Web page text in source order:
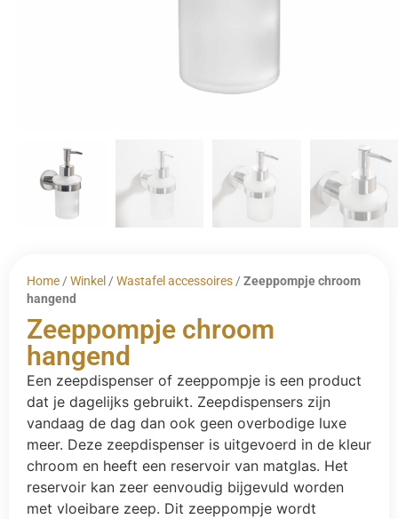
Home / Winkel / Wastafel accessoires / Zeeppompje chroom
hangend
Zeeppompje chroom
hangend
Een zeepdispenser of zeeppompje is een product
dat je dagelijks gebruikt. Zeepdispensers zijn
vandaag de dag dan ook geen overbodige luxe
meer. Deze zeepdispenser is uitgevoerd in de kleur
chroom en heeft een reservoir van matglas. Het
reservoir kan zeer eenvoudig bijgevuld worden
met vloeibare zeep. Dit zeeppompje wordt